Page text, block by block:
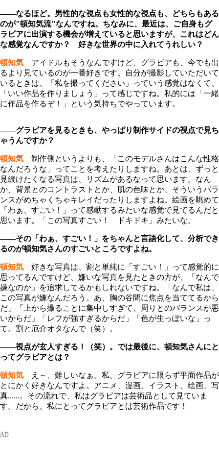
――なるほど。男性的な視点も女性的な視点も、どちらもある
のが"頓知気流"なんですね。ちなみに、最近は、ご自身もグ
ラビアに出演する機会が増えていると思いますが、これはどん
な感覚なんですか？ 好きな世界の中に入れてうれしい？
頓知気 アイドルもそうなんですけど、グラビアも、今でも出
るより見ているのが一番好きです。自分が撮影していただいて
いるときは、「私を撮ってください」っていう感覚はなくて、
「いい作品を作りましょう」って感じですね。私的には「一緒
に作品を作るぞ！」という気持ちでやっています。
――グラビアを見るときも、やっぱり制作サイドの視点で見ち
ゃうんですか？
頓知気 制作側というよりも、「このモデルさんはこんな性格
なんだろうな」ってことを考えたりしますね。あとは、ずっと
見続けたくなる写真は、リズムがあるなって思います。なん
か、背景とのコントラストとか、肌の色味とか、そういうバラ
ンスがめちゃくちゃキレイだったりしますよね。絵画を眺めて
「わぁ、すごい！」って感動するみたいな感覚で見てるんだと
思います。「この写真すごい！ ドキドキ」みたいな。
――その「わぁ、すごい！」をちゃんと言語化して、分析でき
るのが頓知気さんのすごいところですよね。
頓知気 好きな写真は、割と単純に「すごい！」って感覚的に
思ってるんですけど、嫌いな写真を見たときの方が、「なんで
嫌なのか」を追求してるかもしれないですね。「なんで私は、
この写真が嫌なんだろう。あ、胸の谷間に焦点を当ててるから
だ」「上から撮ることに集中しすぎて、周りとのバランスが悪
いからだ」「レフが強すぎるからだ」「色が生っぽいな」っ
て。割と厄介オタなんで（笑）。
――視点が玄人すぎる！（笑）。では最後に、頓知気さんにと
ってグラビアとは？
頓知気 え～、難しいなぁ。私、グラビアに限らず平面作品が
とにかく好きなんですよ。アニメ、漫画、イラスト、絵画、写
真......。その流れで、私はグラビアは芸術品として見ていま
す。だから、私にとってグラビアとは芸術作品です！